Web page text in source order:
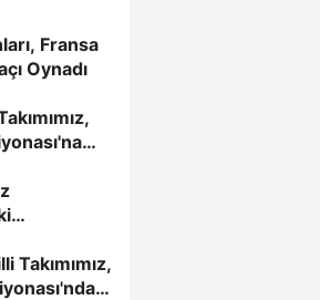
Fransa
Oynadı
Takımımız,